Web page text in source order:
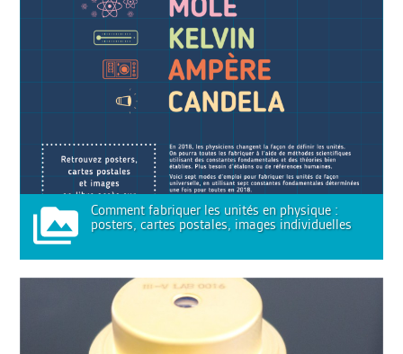
Comment fabriquer les unités en physique :
posters, cartes postales, images individuelles